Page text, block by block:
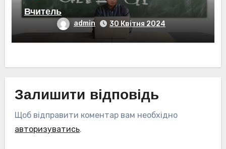
Вчитель
admin 30 Квітня 2024
Залишити відповідь
Щоб відправити коментар вам необхідно
авторизуватись.